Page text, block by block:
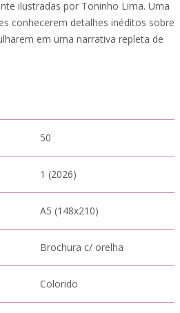
ilustradas por Toninho Lima. Uma
conhecerem detalhes inéditos sobre
em uma narrativa repleta de
50
1 (2026)
A5 (148x210)
Brochura c/ orelha
Colorido